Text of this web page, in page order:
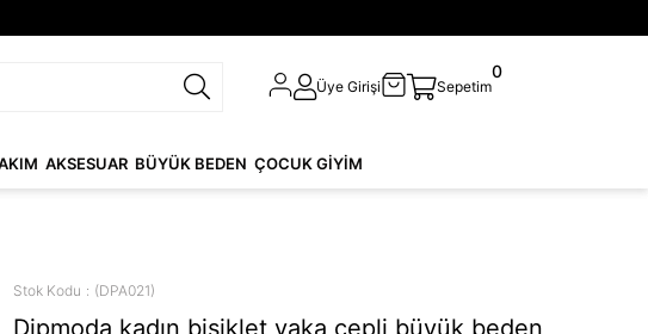
Üye Girişi Sepetim
0
AKSESUAR BÜYÜK BEDEN ÇOCUK GİYİM
Stok Kodu (DPA021)
Dipmoda kadın bisiklet yaka cepli büyük beden